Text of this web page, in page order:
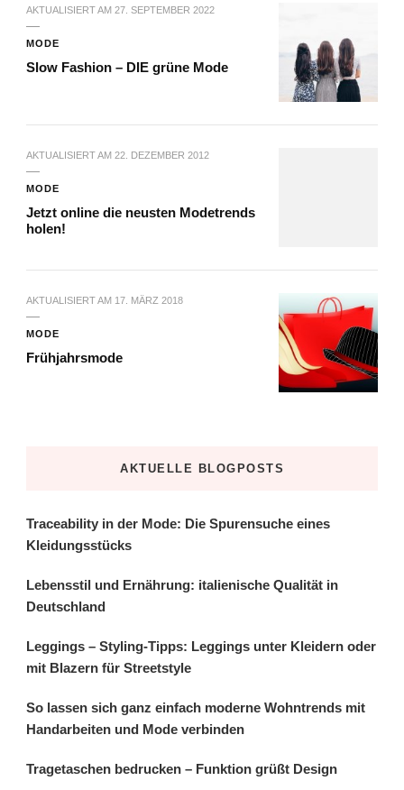
AKTUALISIERT AM 27. SEPTEMBER 2022
MODE
Slow Fashion – DIE grüne Mode
AKTUALISIERT AM 22. DEZEMBER 2012
MODE
Jetzt online die neusten Modetrends
holen!
AKTUALISIERT AM 17. MÄRZ 2018
MODE
Frühjahrsmode
AKTUELLE BLOGPOSTS
Traceability in der Mode: Die Spurensuche eines
Kleidungsstücks
Lebensstil und Ernährung: italienische Qualität in
Deutschland
Leggings – Styling-Tipps: Leggings unter Kleidern oder
mit Blazern für Streetstyle
So lassen sich ganz einfach moderne Wohntrends mit
Handarbeiten und Mode verbinden
Tragetaschen bedrucken – Funktion grüßt Design